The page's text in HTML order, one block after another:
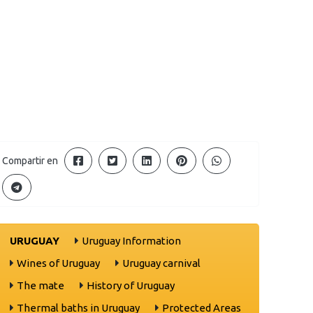
Compartir en
URUGUAY
Uruguay Information
Wines of Uruguay
Uruguay carnival
The mate
History of Uruguay
Thermal baths in Uruguay
Protected Areas